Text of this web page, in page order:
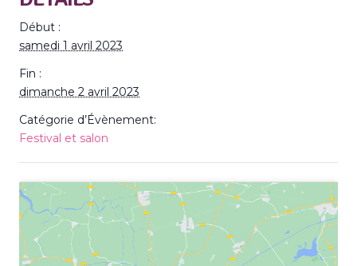
Début :
samedi 1 avril 2023
Fin :
dimanche 2 avril 2023
Catégorie d’Évènement:
Festival et salon